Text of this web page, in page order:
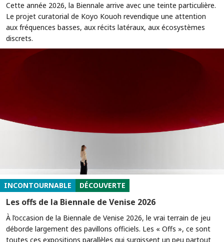
Cette année 2026, la Biennale arrive avec une teinte particulière.
Le projet curatorial de Koyo Kouoh revendique une attention
aux fréquences basses, aux récits latéraux, aux écosystèmes
discrets.
INCONTOURNABLE DÉCOUVERTE
Les offs de la Biennale de Venise 2026
À l’occasion de la Biennale de Venise 2026, le vrai terrain de jeu
déborde largement des pavillons officiels. Les « Offs », ce sont
toutes ces expositions parallèles qui surgissent un peu partout